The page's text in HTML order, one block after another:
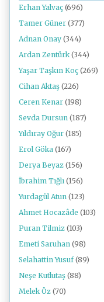
Erhan Yalvaç (696)
Tamer Güner (377)
Adnan Onay (344)
Ardan Zentürk (344)
Yaşar Taşkın Koç (269)
Cihan Aktaş (226)
Ceren Kenar (198)
Sevda Dursun (187)
Yıldıray Oğur (185)
Erol Göka (167)
Derya Beyaz (156)
İbrahim Tığlı (156)
Yurdagül Atun (123)
Ahmet Hocazâde (103)
Puran Tilmiz (103)
Emeti Saruhan (98)
Selahattin Yusuf (89)
Neşe Kutlutaş (88)
Melek Öz (70)